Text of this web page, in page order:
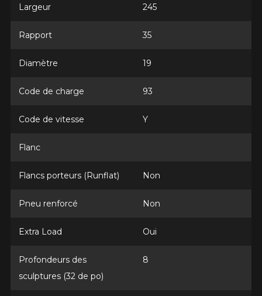
Largeur 245
Rapport 35
Diamètre 19
Code de charge 93
Code de vitesse Y
Flanc
Flancs porteurs (Runflat) Non
Pneu renforcé Non
Extra Load Oui
Profondeurs des
sculptures (32 de po)
8
AJOUTER UN AVIS
Votre avis concernant le
FIREHAWK INDY 500 V2
Votre véhicule